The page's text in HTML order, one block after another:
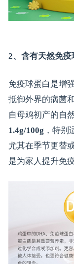
2、含有天然免
免疫球蛋白是增
抵御外界的病菌
自母鸡初产的自
1.4g/100g ，特别
尤其在季节更替
是为家人提升免